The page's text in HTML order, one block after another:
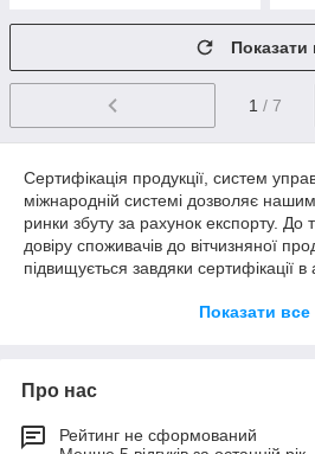
Показати
1 / 7
Сертифікація продукції, систем
міжнародній системі дозволяє
ринки збуту за рахунок експорту. До
довіру споживачів до вітчизняної
підвищується завдяки сертифікації
наших експертів, міжнародна
― консалтинг у сфері оформлення
― оформлення сертифікатів про
Показати все
Про нас
Рейтинг не сформований